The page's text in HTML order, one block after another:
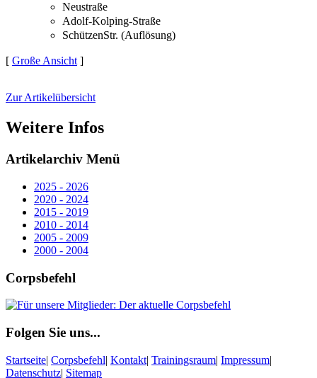
Neustraße
Adolf-Kolping-Straße
SchützenStr. (Auflösung)
[ Große Ansicht]
Zur Artikelübersicht
Weitere Infos
Artikelarchiv Menü
2025 - 2026
2020 - 2024
2015 - 2019
2010 - 2014
2005 - 2009
2000 - 2004
Corpsbefehl
Folgen Sie uns...
Startseite| Corpsbefehl| Kontakt| Trainingsraum| Impressum|
Datenschutz| Sitemap